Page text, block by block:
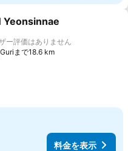
に入りに追加
Yeonsinnae
ンク
ー評価はありません
まで18.6 km
料金を表示